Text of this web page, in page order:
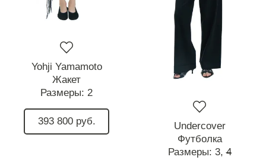
Yohji Yamamoto
Жакет
Размеры: 2
393 800 руб.
Undercover
Футболка
Размеры: 3, 4